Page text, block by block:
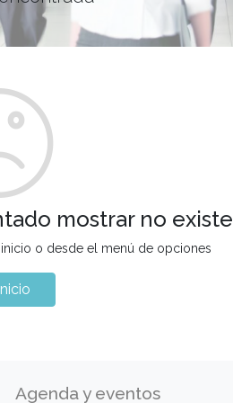
mostrar no existe
o desde el menú de opciones
Agenda y eventos